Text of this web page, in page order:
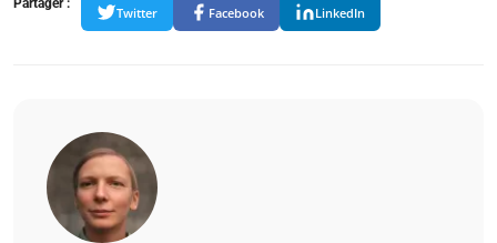
Partager :
Twitter Facebook LinkedIn